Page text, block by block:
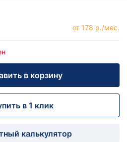
от 178 р./мес.
в корзину
в 1 клик
калькулятор